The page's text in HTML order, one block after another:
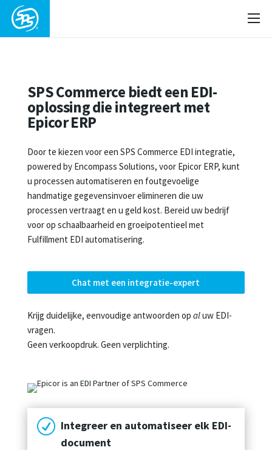
SPS Commerce biedt een EDI-
oplossing die integreert met
Epicor ERP
Door te kiezen voor een SPS Commerce EDI integratie,
powered by Encompass Solutions, voor Epicor ERP, kunt
u processen automatiseren en foutgevoelige
handmatige gegevensinvoer elimineren die uw
processen vertraagt en u geld kost. Bereid uw bedrijf
voor op schaalbaarheid en groeipotentieel met
Fulfillment EDI automatisering.
Chat met een integratie-expert
Krijg duidelijke, eenvoudige antwoorden op aluw EDI-
vragen.
Geen verkoopdruk. Geen verplichting.
R Integreer en automatiseer elk EDI-
document